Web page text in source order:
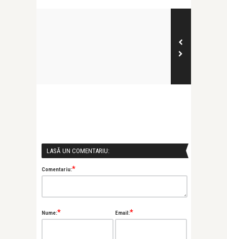
LASĂ UN COMENTARIU:
Comentariu:*
Nume:* Email:*